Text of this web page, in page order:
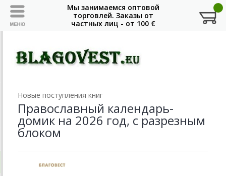
Новые поступления книг
Православный календарь-
домик на 2026 год, с разрезным
блоком